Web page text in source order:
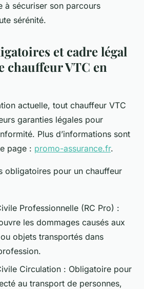
à sécuriser son parcours
sérénité.
et cadre légal
chauffeur VTC en
actuelle, tout chauffeur VTC
garanties légales pour
Plus d’informations sont
page : promo-assurance.fr.
obligatoires pour un chauffeur
Professionnelle (RC Pro) :
les dommages causés aux
objets transportés dans
Circulation : Obligatoire pour
au transport de personnes,